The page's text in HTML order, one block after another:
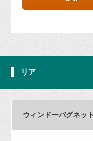
リア
ウィンドーバグネッ